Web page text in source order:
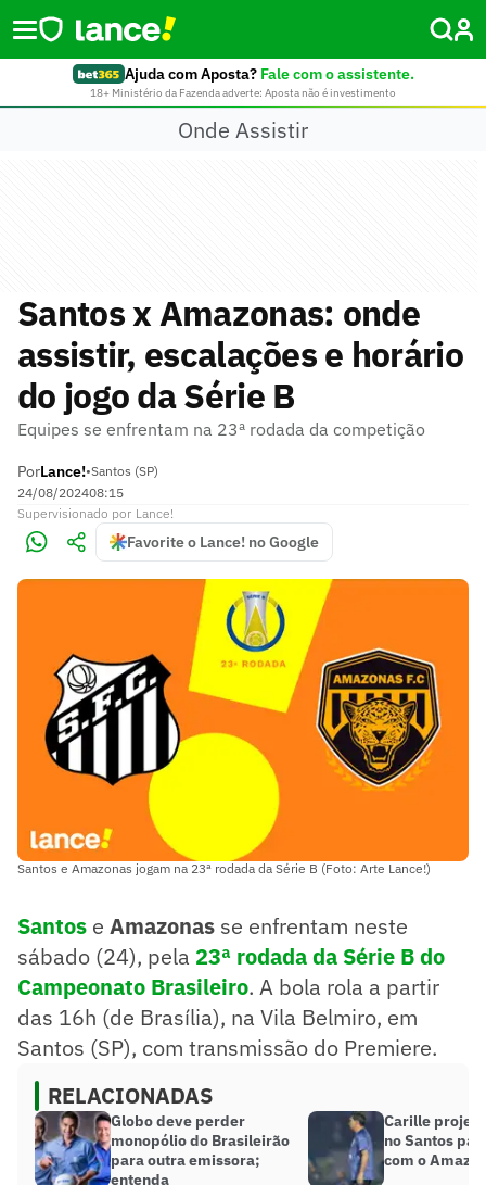
Ajuda com Aposta? Fale com o assistente.
18+ Ministério da Fazenda adverte: Aposta não é investimento
Onde Assistir
Santos x Amazonas: onde
assistir, escalações e horário
do jogo da Série B
Equipes se enfrentam na 23ª rodada da competição
PorLance!•Santos (SP)
24/08/202408:15
Supervisionado por Lance!
Favorite o Lance! no Google
Santos e Amazonas jogam na 23ª rodada da Série B (Foto: Arte Lance!)
Santos e Amazonas se enfrentam neste
sábado (24), pela 23ª rodada da Série B do
Campeonato Brasileiro. A bola rola a partir
das 16h (de Brasília), na Vila Belmiro, em
Santos (SP), com transmissão do Premiere.
RELACIONADAS
Globo deve perder
monopólio do Brasileirão
para outra emissora;
entenda
Carille
no Santos
com o